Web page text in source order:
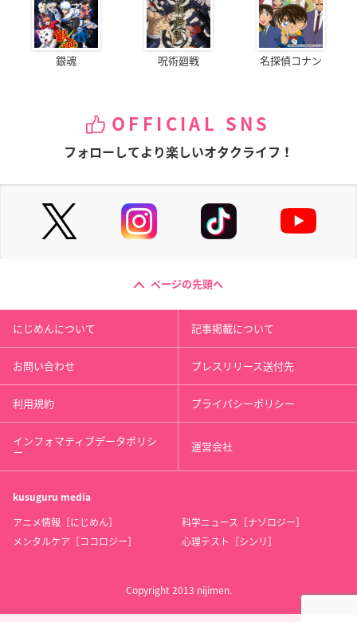
銀魂 呪術廻戦 名探偵コナン
OFFICIAL SNS
フォローしてより楽しいオタクライフ！
ページの先頭へ
にじめんについて 記事掲載について
お問い合わせ プレスリリース送付先
利用規約 プライバシーポリシー
インフォマティブデータポリシ
ー 運営会社
kusuguru media
アニメ情報［にじめん］
科学ニュース［ナゾロジー］
メンタルケア［ココロジー］
心理テスト［シンリ］
Copyright 2013 nijimen.